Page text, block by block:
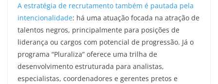
A estratégia de recrutamento também é pautada pela
intencionalidade: há uma atuação focada na atração de
talentos negros, principalmente para posições de
liderança ou cargos com potencial de progressão. Já o
programa “Pluraliza” oferece uma trilha de
desenvolvimento estruturada para analistas,
especialistas, coordenadores e gerentes pretos e